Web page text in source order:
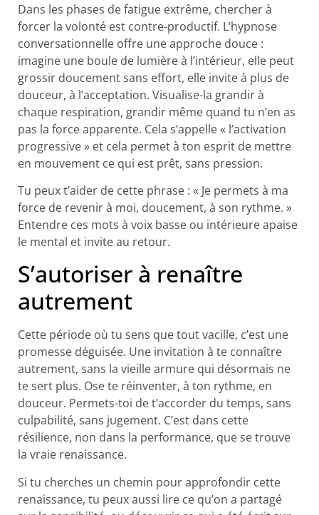
Dans les phases de fatigue extrême, chercher à
forcer la volonté est contre-productif. L’hypnose
conversationnelle offre une approche douce :
imagine une boule de lumière à l’intérieur, elle peut
grossir doucement sans effort, elle invite à plus de
douceur, à l’acceptation. Visualise-la grandir à
chaque respiration, grandir même quand tu n’en as
pas la force apparente. Cela s’appelle « l’activation
progressive » et cela permet à ton esprit de mettre
en mouvement ce qui est prêt, sans pression.
Tu peux t’aider de cette phrase : « Je permets à ma
force de revenir à moi, doucement, à son rythme. »
Entendre ces mots à voix basse ou intérieure apaise
le mental et invite au retour.
S’autoriser à renaître
autrement
Cette période où tu sens que tout vacille, c’est une
promesse déguisée. Une invitation à te connaître
autrement, sans la vieille armure qui désormais ne
te sert plus. Ose te réinventer, à ton rythme, en
douceur. Permets-toi de t’accorder du temps, sans
culpabilité, sans jugement. C’est dans cette
résilience, non dans la performance, que se trouve
la vraie renaissance.
Si tu cherches un chemin pour approfondir cette
renaissance, tu peux aussi lire ce qu’on a partagé